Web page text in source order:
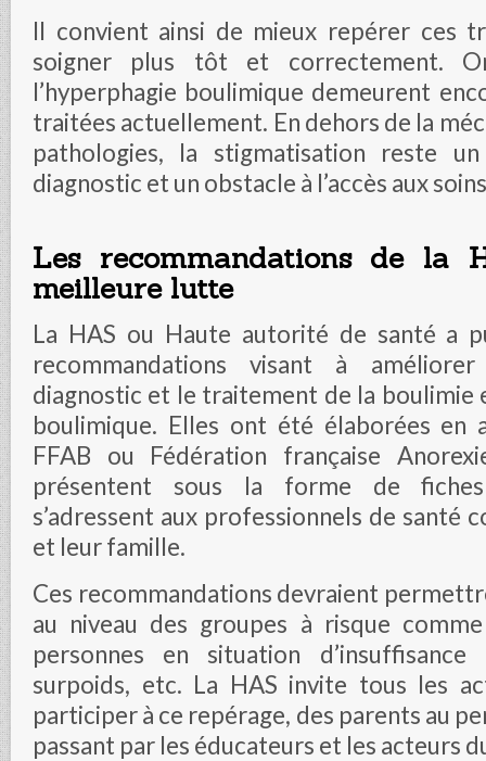
Il convient ainsi de mieux repérer ces
soigner plus tôt et correctement.
l’hyperphagie boulimique demeurent
traitées actuellement. En dehors de la
pathologies, la stigmatisation reste
diagnostic et un obstacle à l’accès aux
Les recommandations de la
meilleure lutte
La HAS ou Haute autorité de santé a
recommandations visant à
diagnostic et le traitement de la boulimie
boulimique. Elles ont été élaborées en
FFAB ou Fédération française
présentent sous la forme de
s’adressent aux professionnels de santé
et leur famille.
Ces recommandations devraient
au niveau des groupes à risque
personnes en situation
surpoids, etc. La HAS invite tous les
participer à ce repérage, des parents au
passant par les éducateurs et les acteurs